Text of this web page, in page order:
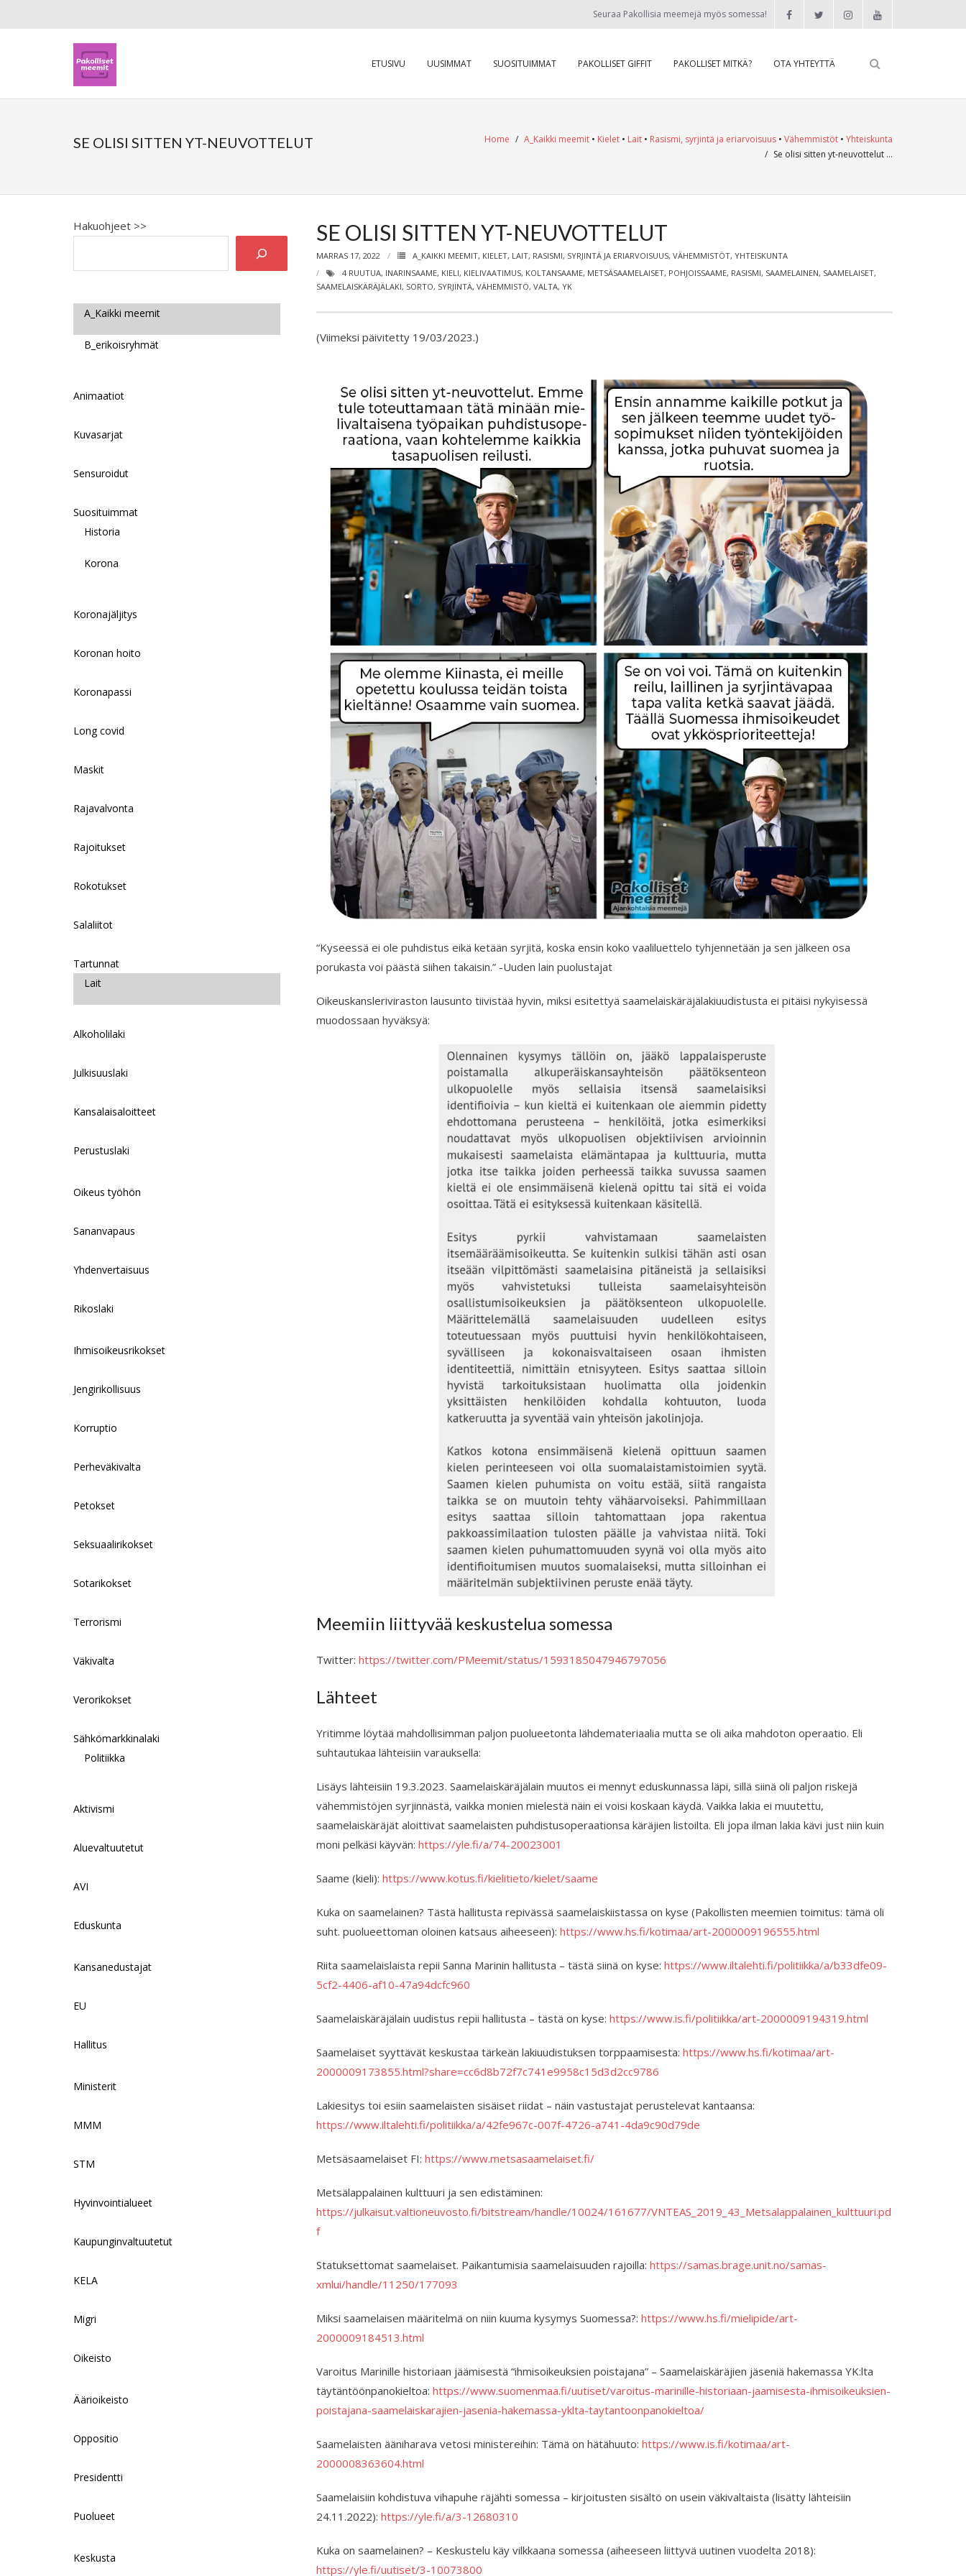
Seuraa Pakollisia meemejä myös somessa!
ETUSIVU UUSIMMAT SUOSITUIMMAT PAKOLLISET GIFFIT PAKOLLISET MITKÄ? OTA YHTEYTTÄ
SE OLISI SITTEN YT-NEUVOTTELUT Home / A_Kaikki meemit • Kielet • Lait • Rasismi, syrjintä ja eriarvoisuus • Vähemmistöt • Yhteiskunta
/ Se olisi sitten yt-neuvottelut …
SE OLISI SITTEN YT-NEUVOTTELUT
MARRAS 17, 2022 A_KAIKKI MEEMIT, KIELET, LAIT, RASISMI, SYRJINTÄ JA ERIARVOISUUS, VÄHEMMISTÖT, YHTEISKUNTA
4 RUUTUA, INARINSAAME, KIELI, KIELIVAATIMUS, KOLTANSAAME, METSÄSAAMELAISET, POHJOISSAAME, RASISMI, SAAMELAINEN, SAAMELAISET,
SAAMELAISKÄRÄJÄLAKI, SORTO, SYRJINTÄ, VÄHEMMISTÖ, VALTA, YK
(Viimeksi päivitetty 19/03/2023.)
“Kyseessä ei ole puhdistus eikä ketään syrjitä, koska ensin koko vaaliluettelo tyhjennetään ja sen jälkeen osa
porukasta voi päästä siihen takaisin.” -Uuden lain puolustajat
Oikeuskansleriviraston lausunto tiivistää hyvin, miksi esitettyä saamelaiskäräjälakiuudistusta ei pitäisi nykyisessä
muodossaan hyväksyä:
Meemiin liittyvää keskustelua somessa
Twitter: https://twitter.com/PMeemit/status/1593185047946797056
Lähteet
Yritimme löytää mahdollisimman paljon puolueetonta lähdemateriaalia mutta se oli aika mahdoton operaatio. Eli
suhtautukaa lähteisiin varauksella:
Lisäys lähteisiin 19.3.2023. Saamelaiskäräjälain muutos ei mennyt eduskunnassa läpi, sillä siinä oli paljon riskejä
vähemmistöjen syrjinnästä, vaikka monien mielestä näin ei voisi koskaan käydä. Vaikka lakia ei muutettu,
saamelaiskäräjät aloittivat saamelaisten puhdistusoperaationsa käräjien listoilta. Eli jopa ilman lakia kävi just niin kuin
moni pelkäsi käyvän: https://yle.fi/a/74-20023001
Saame (kieli): https://www.kotus.fi/kielitieto/kielet/saame
Kuka on saamelainen? Tästä hallitusta repivässä saamelais­kiistassa on kyse (Pakollisten meemien toimitus: tämä oli
suht. puolueettoman oloinen katsaus aiheeseen): https://www.hs.fi/kotimaa/art-2000009196555.html
Riita saamelaislaista repii Sanna Marinin hallitusta – tästä siinä on kyse: https://www.iltalehti.fi/politiikka/a/b33dfe09-
5cf2-4406-af10-47a94dcfc960
Saamelais­käräjälain uudistus repii hallitusta – tästä on kyse: https://www.is.fi/politiikka/art-2000009194319.html
Saamelaiset syyttävät keskustaa tärkeän laki­uudistuksen torppaamisesta: https://www.hs.fi/kotimaa/art-
2000009173855.html?share=cc6d8b72f7c741e9958c15d3d2cc9786
Lakiesitys toi esiin saamelaisten sisäiset riidat – näin vastustajat perustelevat kantaansa:
https://www.iltalehti.fi/politiikka/a/42fe967c-007f-4726-a741-4da9c90d79de
Metsäsaamelaiset FI: https://www.metsasaamelaiset.fi/
Metsälappalainen kulttuuri ja sen edistäminen:
https://julkaisut.valtioneuvosto.fi/bitstream/handle/10024/161677/VNTEAS_2019_43_Metsalappalainen_kulttuuri.pd
f
Statuksettomat saamelaiset. Paikantumisia saamelaisuuden rajoilla: https://samas.brage.unit.no/samas-
xmlui/handle/11250/177093
Miksi saamelaisen määritelmä on niin kuuma kysymys Suomessa?: https://www.hs.fi/mielipide/art-
2000009184513.html
Varoitus Marinille historiaan jäämisestä “ihmisoikeuksien poistajana” – Saamelaiskäräjien jäseniä hakemassa YK:lta
täytäntöönpanokieltoa: https://www.suomenmaa.fi/uutiset/varoitus-marinille-historiaan-jaamisesta-ihmisoikeuksien-
poistajana-saamelaiskarajien-jasenia-hakemassa-yklta-taytantoonpanokieltoa/
Saamelaisten ääniharava vetosi ministereihin: Tämä on hätähuuto: https://www.is.fi/kotimaa/art-
2000008363604.html
Saamelaisiin kohdistuva vihapuhe räjähti somessa – kirjoitusten sisältö on usein väkivaltaista (lisätty lähteisiin
24.11.2022): https://yle.fi/a/3-12680310
Kuka on saamelainen? – Keskustelu käy vilkkaana somessa (aiheeseen liittyvä uutinen vuodelta 2018):
https://yle.fi/uutiset/3-10073800
Hakuohjeet >>
A_Kaikki meemit
B_erikoisryhmät
Animaatiot
Kuvasarjat
Sensuroidut
Suosituimmat
Historia
Korona
Koronajäljitys
Koronan hoito
Koronapassi
Long covid
Maskit
Rajavalvonta
Rajoitukset
Rokotukset
Salaliitot
Tartunnat
Lait
Alkoholilaki
Julkisuuslaki
Kansalaisaloitteet
Perustuslaki
Oikeus työhön
Sananvapaus
Yhdenvertaisuus
Rikoslaki
Ihmisoikeusrikokset
Jengirikollisuus
Korruptio
Perheväkivalta
Petokset
Seksuaalirikokset
Sotarikokset
Terrorismi
Väkivalta
Verorikokset
Sähkömarkkinalaki
Politiikka
Aktivismi
Aluevaltuutetut
AVI
Eduskunta
Kansanedustajat
EU
Hallitus
Ministerit
MMM
STM
Hyvinvointialueet
Kaupunginvaltuutetut
KELA
Migri
Oikeisto
Äärioikeisto
Oppositio
Presidentti
Puolueet
Keskusta